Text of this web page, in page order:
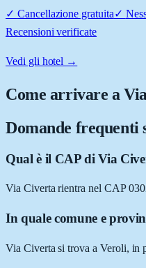
✓ Cancellazione gratuita✓
Recensioni verificate
Vedi gli hotel →
Come arrivare a
Domande frequenti
Qual è il CAP di Via
Via Civerta rientra nel CAP
In quale comune e
Via Civerta si trova a Veroli, in